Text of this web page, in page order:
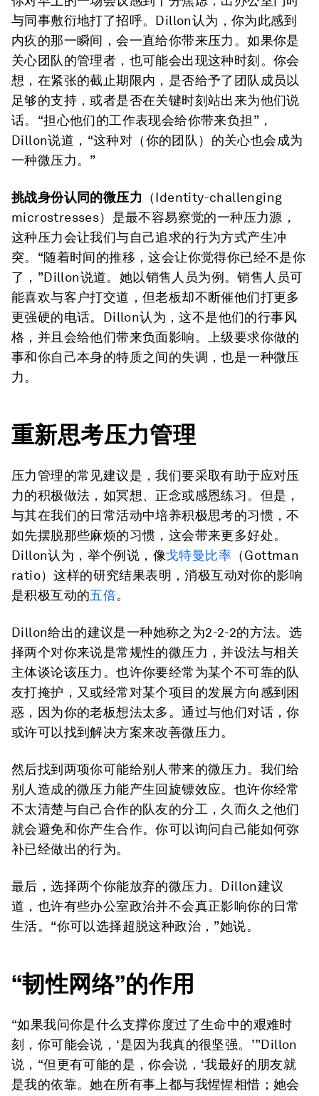
与同事敷衍地打了招呼。Dillon认为，你为此感到
内疚的那一瞬间，会一直给你带来压力。如果你是
关心团队的管理者，也可能会出现这种时刻。你会
想，在紧张的截止期限内，是否给予了团队成员以
足够的支持，或者是否在关键时刻站出来为他们说
话。“担心他们的工作表现会给你带来负担”，
Dillon说道，“这种对（你的团队）的关心也会成为
一种微压力。”
挑战身份认同的微压力 （Identity-challenging
microstresses）是最不容易察觉的一种压力源，
这种压力会让我们与自己追求的行为方式产生冲
突。“随着时间的推移，这会让你觉得你已经不是你
了，”Dillon说道。她以销售人员为例。销售人员可
能喜欢与客户打交道，但老板却不断催他们打更多
更强硬的电话。Dillon认为，这不是他们的行事风
格，并且会给他们带来负面影响。上级要求你做的
事和你自己本身的特质之间的失调，也是一种微压
力。
重新思考压力管理
压力管理的常见建议是，我们要采取有助于应对压
力的积极做法，如冥想、正念或感恩练习。但是，
与其在我们的日常活动中培养积极思考的习惯，不
如先摆脱那些麻烦的习惯，这会带来更多好处。
Dillon认为，举个例说，像戈特曼比率 （Gottman
ratio）这样的研究结果表明，消极互动对你的影响
是积极互动的五倍。
Dillon给出的建议是一种她称之为2-2-2的方法。选
择两个对你来说是常规性的微压力，并设法与相关
主体谈论该压力。也许你要经常为某个不可靠的队
友打掩护，又或经常对某个项目的发展方向感到困
惑，因为你的老板想法太多。通过与他们对话，你
或许可以找到解决方案来改善微压力。
然后找到两项你可能给别人带来的微压力。我们给
别人造成的微压力能产生回旋镖效应。也许你经常
不太清楚与自己合作的队友的分工，久而久之他们
就会避免和你产生合作。你可以询问自己能如何弥
补已经做出的行为。
最后，选择两个你能放弃的微压力。Dillon建议
道，也许有些办公室政治并不会真正影响你的日常
生活。“你可以选择超脱这种政治，”她说。
“韧性网络”的作用
“如果我问你是什么支撑你度过了生命中的艰难时
刻，你可能会说，‘是因为我真的很坚强。’”Dillon
说，“但更有可能的是，你会说，‘我最好的朋友就
是我的依靠。她在所有事上都与我惺惺相惜；她会